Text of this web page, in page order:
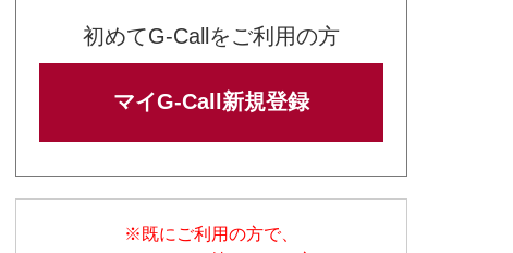
初めてG-Callをご利用の方
マイG-Call新規登録
※既にご利用の方で、